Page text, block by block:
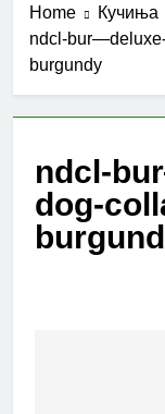
Home Кучиња
ndcl-
burgundy
ndcl-
dog-